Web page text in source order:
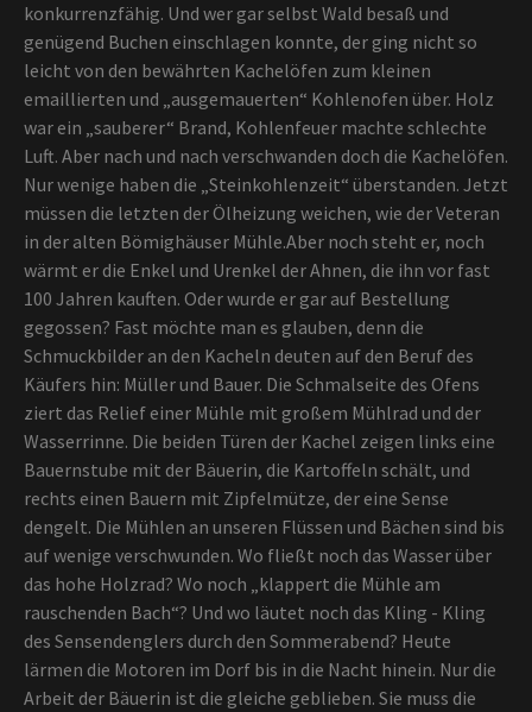
konkurrenzfähig. Und wer gar selbst Wald besaß und
genügend Buchen einschlagen konnte, der ging nicht so
leicht von den bewährten Kachelöfen zum kleinen
emaillierten und „ausgemauerten“ Kohlenofen über. Holz
war ein „sauberer“ Brand, Kohlenfeuer machte schlechte
Luft. Aber nach und nach verschwanden doch die Kachelöfen.
Nur wenige haben die „Steinkohlenzeit“ überstanden. Jetzt
müssen die letzten der Ölheizung weichen, wie der Veteran
in der alten Bömighäuser Mühle.Aber noch steht er, noch
wärmt er die Enkel und Urenkel der Ahnen, die ihn vor fast
100 Jahren kauften. Oder wurde er gar auf Bestellung
gegossen? Fast möchte man es glauben, denn die
Schmuckbilder an den Kacheln deuten auf den Beruf des
Käufers hin: Müller und Bauer. Die Schmalseite des Ofens
ziert das Relief einer Mühle mit großem Mühlrad und der
Wasserrinne. Die beiden Türen der Kachel zeigen links eine
Bauernstube mit der Bäuerin, die Kartoffeln schält, und
rechts einen Bauern mit Zipfelmütze, der eine Sense
dengelt. Die Mühlen an unseren Flüssen und Bächen sind bis
auf wenige verschwunden. Wo fließt noch das Wasser über
das hohe Holzrad? Wo noch „klappert die Mühle am
rauschenden Bach“? Und wo läutet noch das Kling - Kling
des Sensendenglers durch den Sommerabend? Heute
lärmen die Motoren im Dorf bis in die Nacht hinein. Nur die
Arbeit der Bäuerin ist die gleiche geblieben. Sie muss die